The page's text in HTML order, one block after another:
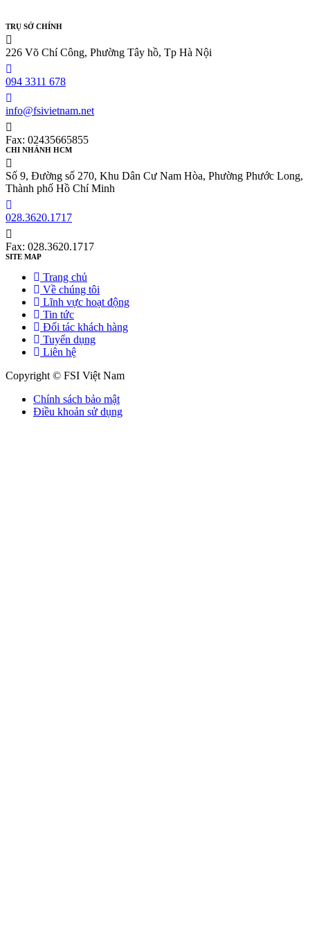
TRỤ SỞ CHÍNH
226 Võ Chí Công, Phường Tây hồ, Tp Hà Nội
094 3311 678
info@fsivietnam.net
Fax: 02435665855
CHI NHÁNH HCM
Số 9, Đường số 270, Khu Dân Cư Nam Hòa, Phường Phước Long,
Thành phố Hồ Chí Minh
028.3620.1717
Fax: 028.3620.1717
SITE MAP
Trang chủ
Về chúng tôi
Lĩnh vực hoạt động
Tin tức
Đối tác khách hàng
Tuyển dụng
Liên hệ
Copyright © FSI Việt Nam
Chính sách bảo mật
Điều khoản sử dụng